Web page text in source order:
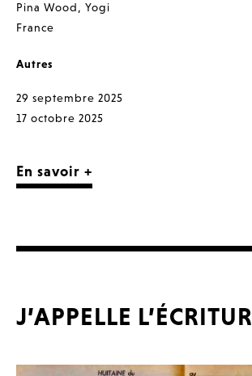
Pina Wood, Yogi
France
Autres
29 septembre 2025
17 octobre 2025
En savoir +
J’APPELLE